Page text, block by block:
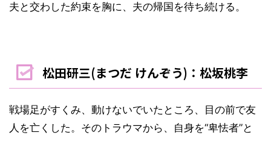
夫と交わした約束を胸に、夫の帰国を待ち続ける。
松田研三(まつだ けんぞう)：松坂桃李
戦場足がすくみ、動けないでいたところ、目の前で友
人を亡くした。そのトラウマから、自身を“卑怯者”と